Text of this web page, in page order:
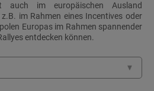
auch im europäischen Ausland
im Rahmen eines Incentives oder
Europas im Rahmen spannender
entdecken können.